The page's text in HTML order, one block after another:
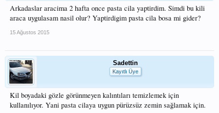
Arkadaslar aracima 2 hafta once pasta cila yaptirdim. Simdi bu kili
araca uygulasam nasil olur? Yaptirdigim pasta cila bosa mi gider?
15 Ağustos 2015
Sadettin
Kayıtlı Üye
Kil boyadaki gözle görünmeyen kalıntıları temizlemek için
kullanılıyor. Yani pasta cilaya uygun pürüzsüz zemin sağlamak için.